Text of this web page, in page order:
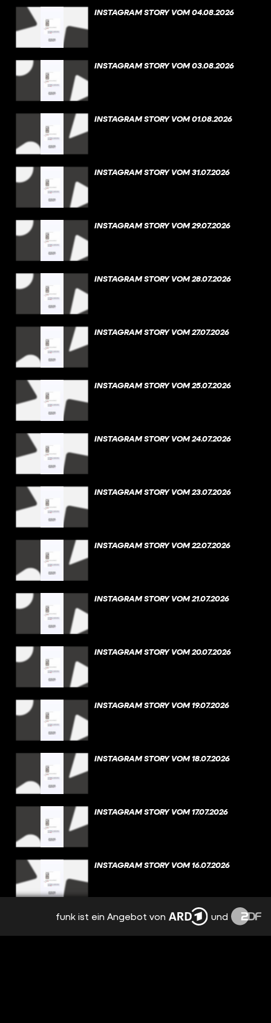
INSTAGRAM STORY VOM 04.08.2026
INSTAGRAM STORY VOM 03.08.2026
INSTAGRAM STORY VOM 01.08.2026
INSTAGRAM STORY VOM 31.07.2026
INSTAGRAM STORY VOM 29.07.2026
INSTAGRAM STORY VOM 28.07.2026
INSTAGRAM STORY VOM 27.07.2026
INSTAGRAM STORY VOM 25.07.2026
INSTAGRAM STORY VOM 24.07.2026
INSTAGRAM STORY VOM 23.07.2026
INSTAGRAM STORY VOM 22.07.2026
INSTAGRAM STORY VOM 21.07.2026
INSTAGRAM STORY VOM 20.07.2026
INSTAGRAM STORY VOM 19.07.2026
INSTAGRAM STORY VOM 18.07.2026
INSTAGRAM STORY VOM 17.07.2026
INSTAGRAM STORY VOM 16.07.2026
INSTAGRAM STORY VOM 15.07.2026
funk ist ein Angebot von und